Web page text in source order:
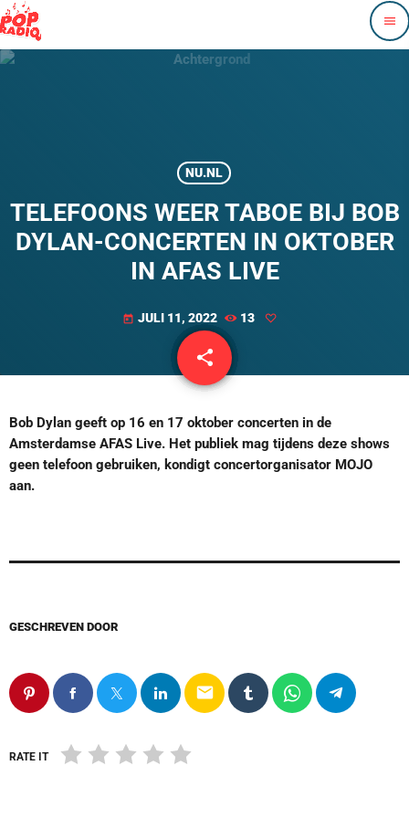
menu
NU.NL
TELEFOONS WEER TABOE BIJ BOB
DYLAN-CONCERTEN IN OKTOBER
IN AFAS LIVE
today JULI 11, 2022 13
share
email
Bob Dylan geeft op 16 en 17 oktober concerten in de
Amsterdamse AFAS Live. Het publiek mag tijdens deze shows
geen telefoon gebruiken, kondigt concertorganisator MOJO
aan.
GESCHREVEN DOOR
email
RATE IT